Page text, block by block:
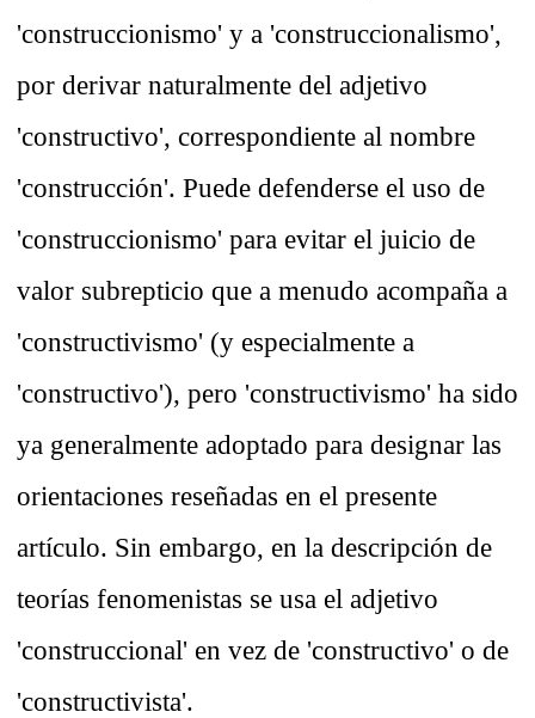
'construccionismo' y a 'construccionalismo',
por derivar naturalmente del adjetivo
'constructivo', correspondiente al nombre
'construcción'. Puede defenderse el uso de
'construccionismo' para evitar el juicio de
valor subrepticio que a menudo acompaña a
'constructivismo' (y especialmente a
'constructivo'), pero 'constructivismo' ha sido
ya generalmente adoptado para designar las
orientaciones reseñadas en el presente
artículo. Sin embargo, en la descripción de
teorías fenomenistas se usa el adjetivo
'construccional' en vez de 'constructivo' o de
'constructivista'.